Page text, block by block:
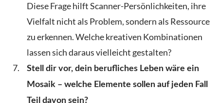
Diese Frage hilft Scanner-Persönlichkeiten, ihre
Vielfalt nicht als Problem, sondern als Ressource
zu erkennen. Welche kreativen Kombinationen
lassen sich daraus vielleicht gestalten?
Stell dir vor, dein berufliches Leben wäre ein
Mosaik – welche Elemente sollen auf jeden Fall
Teil davon sein?